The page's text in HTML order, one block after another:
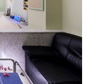
爽やかで明るい